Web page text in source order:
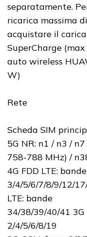
separatamente.
ricarica massima
acquistare il
SuperCharge
auto wireless
W)
Rete
Scheda SIM
5G NR: n1 / n3 /
758-788 MHz) /
4G FDD LTE:
3/4/5/6/7/8/9/12/
LTE: bande
34/38/39/40/41
2/4/5/6/8/19